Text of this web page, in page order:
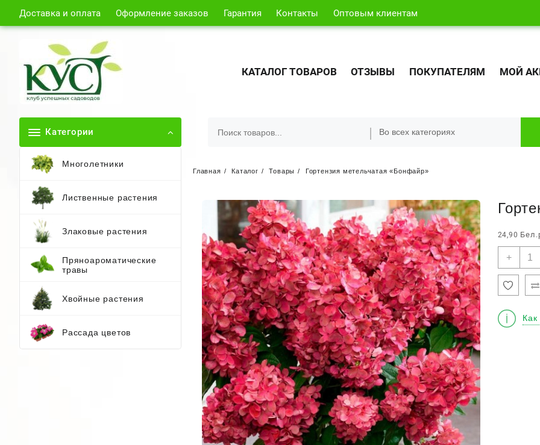
Доставка и оплата Оформление заказов Гарантия Контакты Оптовым клиентам
КАТАЛОГ ТОВАРОВ ОТЗЫВЫ ПОКУПАТЕЛЯМ МОЙ
Категории
Многолетники
Лиственные растения
Злаковые растения
Пряноароматические
травы
Хвойные растения
Рассада цветов
Главная Каталог Товары Гортензия метельчатая «Бонфайр»
24,90
+